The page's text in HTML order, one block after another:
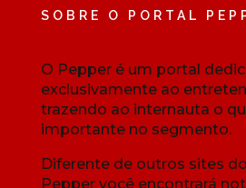
SOBRE O PORTAL
O Pepper é um portal
exclusivamente ao
trazendo ao internauta o
importante no segmento.
Diferente de outros sites
Pepper você encontrará